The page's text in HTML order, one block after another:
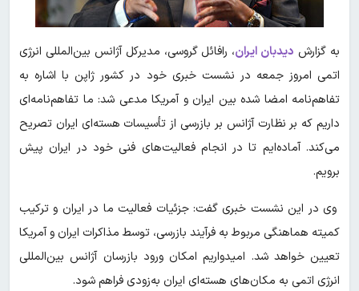
به گزارش دیدبان ایران، رافائل گروسی، مدیرکل آژانس بین‌المللی انرژی
اتمی امروز جمعه در نشست خبری خود در کشور ژاپن با اشاره به
تفاهم‌نامه امضا شده بین ایران و آمریکا مدعی شد: ما تفاهم‌نامه‌ای
داریم که بر نظارت آژانس بر بازرسی از تأسیسات هسته‌ای ایران تصریح
می‌کند. آماده‌ایم تا در انجام فعالیت‌های فنی خود در ایران پیش
برویم.
وی در این نشست خبری گفت: جزئیات فعالیت ما در ایران و ترکیب
کمیته هماهنگی مربوط به فرآیند بازرسی، توسط مذاکرات ایران و آمریکا
تعیین خواهد شد. امیدواریم امکان ورود بازرسان آژانس بین‌المللی
انرژی اتمی به مکان‌های هسته‌ای ایران به‌زودی فراهم شود.